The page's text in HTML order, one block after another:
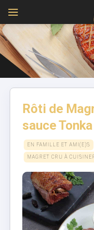
Rôti de
sauce Tonka
EN FAMILLE ET AMI(E)S
MAGRET CRU À